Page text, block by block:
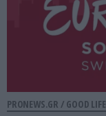
PRONEWS.GR / GOOD LIFE